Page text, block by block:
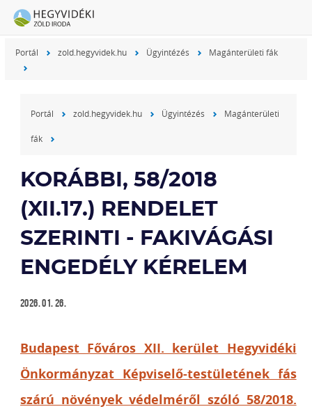
Portál zold.hegyvidek.hu Ügyintézés Magánterületi fák
Portál zold.hegyvidek.hu Ügyintézés Magánterületi
fák
KORÁBBI, 58/2018
(XII.17.) RENDELET
SZERINTI - FAKIVÁGÁSI
ENGEDÉLY KÉRELEM
2026. 01. 26.
Budapest Főváros XII. kerület Hegyvidéki
Önkormányzat Képviselő-testületének fás
szárú növények védelméről szóló 58/2018.